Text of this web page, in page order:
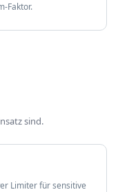
Faktor.
sind.
Limiter für sensitive